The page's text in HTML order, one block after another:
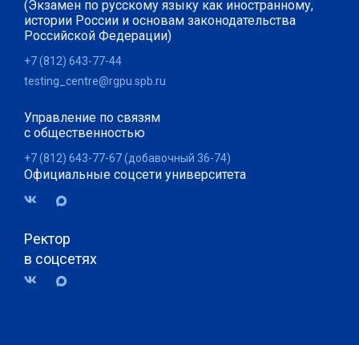
(Экзамен по русскому языку как иностранному,
истории России и основам законодательства
Российской Федерации)
+7 (812) 643-77-44
testing_centre@rgpu.spb.ru
Управление по связям
с общественностью
+7 (812) 643-77-67 (добавочный 36-74)
Официальные соцсети университета
Ректор
в соцсетях